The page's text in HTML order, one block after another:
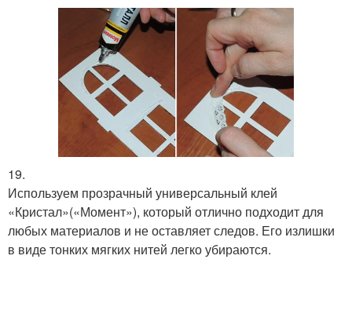
19.
Используем прозрачный универсальный клей
«Кристал»(«Момент»), который отлично подходит для
любых материалов и не оставляет следов. Его излишки
в виде тонких мягких нитей легко убираются.